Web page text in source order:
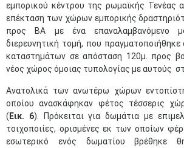
εμπορικού κέντρου της ρωμαϊκής Τενέας
επέκταση των χώρων εμπορικής
προς ΒΑ με ένα επαναλαμβανόμενο
διερευνητική τομή, που πραγματοποιήθηκε
καταστημάτων σε απόσταση 120μ. προς
νέος χώρος όμοιας τυπολογίας με αυτούς
Ανατολικά των ανωτέρω χώρων
οποίου ανασκάφηκαν φέτος τέσσερις
( Εικ. 6). Πρόκειται για δωμάτια με
τοιχοποιίες, ορισμένες εκ των οποίων
εσωτερικό ενός δωματίου βρέθηκε